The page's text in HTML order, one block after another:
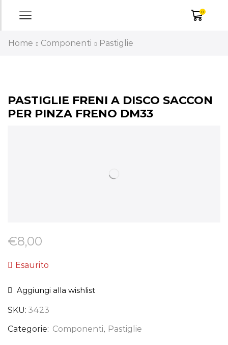
0
Home Componenti Pastiglie
PASTIGLIE FRENI A DISCO SACCON
PER PINZA FRENO DM33
€8,00
Esaurito
Aggiungi alla wishlist
SKU: 3423
Categorie: Componenti, Pastiglie